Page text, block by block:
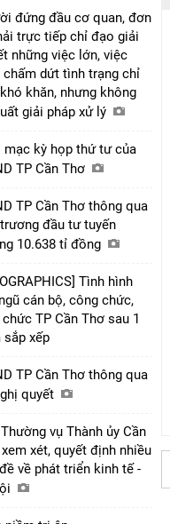
đứng đầu cơ quan, đơn
trực tiếp chỉ đạo giải
những việc lớn, việc
chấm dứt tình trạng chỉ
khăn, nhưng không
giải pháp xử lý
mạc kỳ họp thứ tư của
TP Cần Thơ
TP Cần Thơ thông qua
đầu tư tuyến
10.638 tỉ đồng
Tình hình
cán bộ, công chức,
TP Cần Thơ sau 1
sắp xếp
TP Cần Thơ thông qua
quyết
vụ Thành ủy Cần
xét, quyết định nhiều
về phát triển kinh tế -